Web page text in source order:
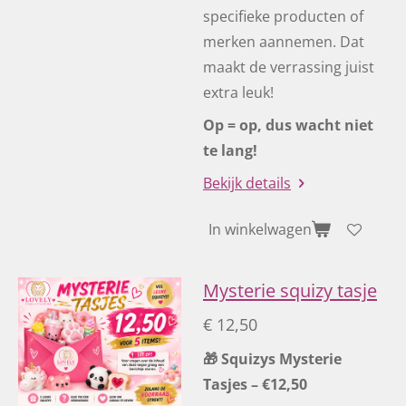
specifieke producten of
merken aannemen. Dat
maakt de verrassing juist
extra leuk!
Op = op, dus wacht niet
te lang!
Bekijk details
In winkelwagen
Mysterie squizy tasje
€ 12,50
🎁 Squizys Mysterie
Tasjes – €12,50